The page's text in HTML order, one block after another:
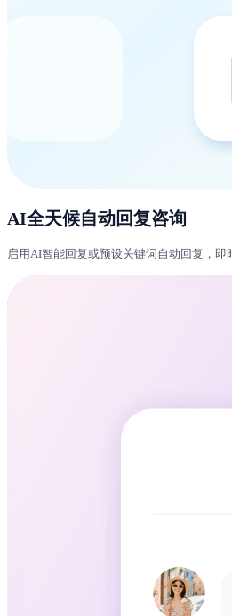
AI全天候自动回复咨询
启用AI智能回复或预设关键词自动回复，